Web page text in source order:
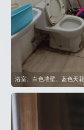
浴室、白色墙壁、蓝色天